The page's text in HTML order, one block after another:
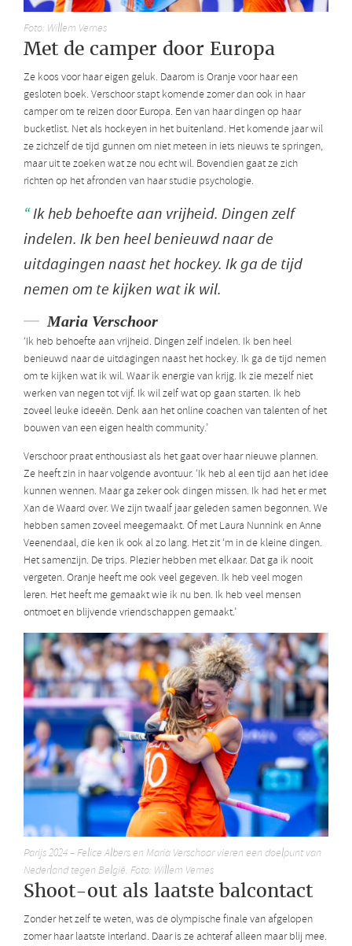
Foto: Willem Vernes
Met de camper door Europa
Ze koos voor haar eigen geluk. Daarom is Oranje voor haar een
gesloten boek. Verschoor stapt komende zomer dan ook in haar
camper om te reizen door Europa. Een van haar dingen op haar
bucketlist. Net als hockeyen in het buitenland. Het komende jaar wil
ze zichzelf de tijd gunnen om niet meteen in iets nieuws te springen,
maar uit te zoeken wat ze nou echt wil. Bovendien gaat ze zich
richten op het afronden van haar studie psychologie.
Ik heb behoefte aan vrijheid. Dingen zelf
indelen. Ik ben heel benieuwd naar de
uitdagingen naast het hockey. Ik ga de tijd
nemen om te kijken wat ik wil.
Maria Verschoor
‘Ik heb behoefte aan vrijheid. Dingen zelf indelen. Ik ben heel
benieuwd naar de uitdagingen naast het hockey. Ik ga de tijd nemen
om te kijken wat ik wil. Waar ik energie van krijg. Ik zie mezelf niet
werken van negen tot vijf. Ik wil zelf wat op gaan starten. Ik heb
zoveel leuke ideeën. Denk aan het online coachen van talenten of het
bouwen van een eigen health community.’
Verschoor praat enthousiast als het gaat over haar nieuwe plannen.
Ze heeft zin in haar volgende avontuur. ‘Ik heb al een tijd aan het idee
kunnen wennen. Maar ga zeker ook dingen missen. Ik had het er met
Xan de Waard over. We zijn twaalf jaar geleden samen begonnen. We
hebben samen zoveel meegemaakt. Of met Laura Nunnink en Anne
Veenendaal, die ken ik ook al zo lang. Het zit ‘m in de kleine dingen.
Het samenzijn. De trips. Plezier hebben met elkaar. Dat ga ik nooit
vergeten. Oranje heeft me ook veel gegeven. Ik heb veel mogen
leren. Het heeft me gemaakt wie ik nu ben. Ik heb veel mensen
ontmoet en blijvende vriendschappen gemaakt.’
Parijs 2024 – Felice Albers en Maria Verschoor vieren een doelpunt van
Nederland tegen België. Foto: Willem Vernes
Shoot-out als laatste balcontact
Zonder het zelf te weten, was de olympische finale van afgelopen
zomer haar laatste interland. Daar is ze achteraf alleen maar blij mee.